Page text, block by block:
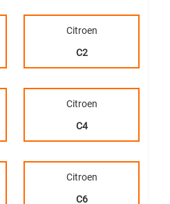
Citroen
C2
Citroen
C4
Citroen
C6